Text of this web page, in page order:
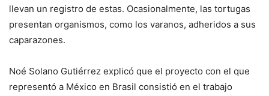
llevan un registro de estas. Ocasionalmente, las tortugas
presentan organismos, como los varanos, adheridos a sus
caparazones.
Noé Solano Gutiérrez explicó que el proyecto con el que
representó a México en Brasil consistió en el trabajo